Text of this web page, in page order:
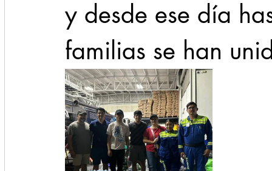
y desde ese día
familias se han